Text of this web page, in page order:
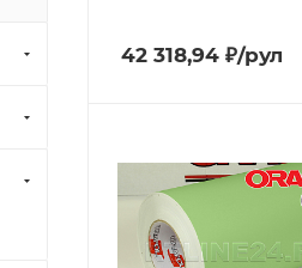
42 318,94 ₽/рул